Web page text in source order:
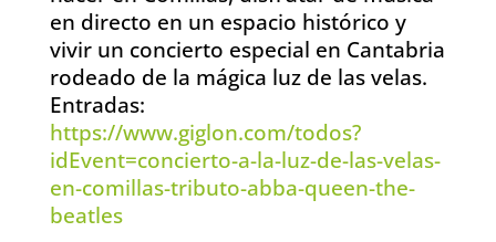
en directo en un espacio histórico y
vivir un concierto especial en Cantabria
rodeado de la mágica luz de las velas.
Entradas:
https://www.giglon.com/todos?
idEvent=concierto-a-la-luz-de-las-velas-
en-comillas-tributo-abba-queen-the-
beatles